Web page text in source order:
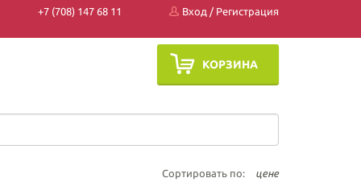
+7 (708) 147 68 11 Вход / Регистрация
КОРЗИНА
Сортировать по: цене